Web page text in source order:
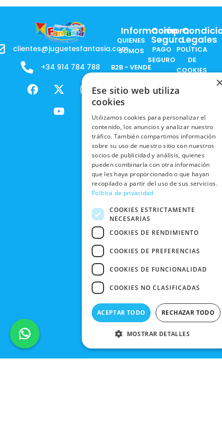
clientes@juguetesfantasia.com
+34 914 784 788
F
a
X
-
t
w
m
Y
o
u
t
Información
QUIENES
SOMOS
B2B - VENDE
PRODUCTOS
RESPONSABILIDAD
SOCIAL
TRABAJA
CON
NOSOTROS
NUESTRAS
TIENDAS
BLACK
FRIDAY
CONTACTO
Compra
Segura
PAGO
SEGURO
NACIONALES
INTERNACIONALES
RECOGIDA
EN TIENDA
DEVOLUCIONES
Y CAMBIOS
CANCELAR
PEDIDO
Legales
POLÍTICA
DE
COOKIES
POLÍTICAS
EN RRSS
POLÍTICA DE
PRIVACIDAD
CONDICIONES
DE COMPRA
Ese sitio web utiliza
cookies
Utilizamos cookies para personalizar el
contenido, los anuncios y analizar nuestro
tráfico. También compartimos información
sobre su uso de nuestro sitio con nuestros
socios de publicidad y análisis, quienes
pueden combinarla con otra información
que les haya proporcionado o que hayan
recopilado a partir del uso de sus servicios.
Política de privacidad
COOKIES ESTRICTAMENTE
NECESARIAS
COOKIES DE RENDIMIENTO
COOKIES DE PREFERENCIAS
COOKIES DE FUNCIONALIDAD
COOKIES NO CLASIFICADAS
ACEPTAR TODO RECHAZAR TODO
MOSTRAR DETALLES